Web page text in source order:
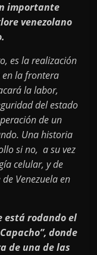
importante
venezolano
es la realización
en la frontera
la labor,
del estado
de un
Una historia
si no, a su vez
celular, y de
Venezuela en
está rodando el
donde
de una de las